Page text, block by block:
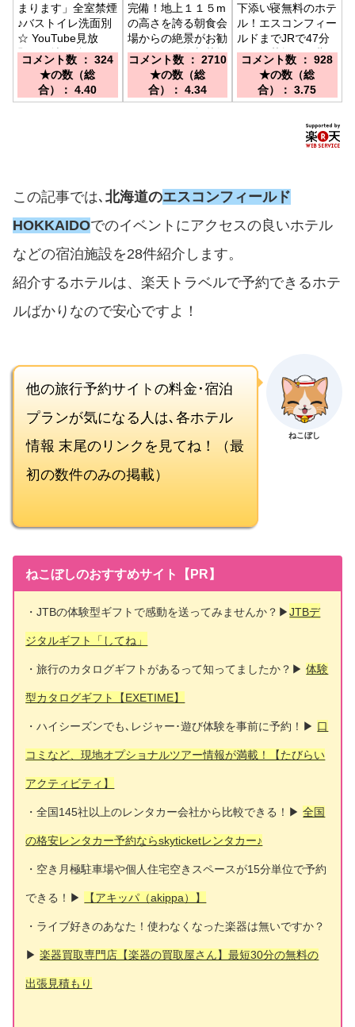
まります」全室禁煙
♪バストイレ洗面別
☆ YouTube見放
題！／地下鉄 ■す
すきの駅5番出口徒
歩５分 ■中島公園
駅徒歩６分 ■豊水
コメント数 ： 324
★の数（総
合）： 4.40
完備！地上１１５m
の高さを誇る朝食会
場からの絶景がお勧
め／《ＪＲ》新札幌
駅：徒歩３分 《地
下鉄》新さっぽろ
駅：徒歩１分
コメント数 ： 2710
★の数（総
合）： 4.34
下添い寝無料のホテ
ル！エスコンフィー
ルドまでJRで47分
／ＪＲ札幌駅 北口
徒歩２分
コメント数 ： 928
★の数（総
合）： 3.75
この記事では､ 北海道のエスコンフィールド
HOKKAIDOでのイベントにアクセスの良いホテル
などの宿泊施設を28件紹介します。
紹介するホテルは、楽天トラベルで予約できるホテ
ルばかりなので安心ですよ！
他の旅行予約サイトの料金･宿泊
プランが気になる人は､各ホテル
情報 末尾のリンクを見てね！（最
初の数件のみの掲載）
ねこぼし
ねこぼしのおすすめサイト【PR】
・JTBの体験型ギフトで感動を送ってみませんか？▶JTBデ
ジタルギフト「してね」
・旅行のカタログギフトがあるって知ってましたか？▶体験
型カタログギフト【EXETIME】
・ハイシーズンでも､レジャー･遊び体験を事前に予約！▶ 口
コミなど、現地オプショナルツアー情報が満載！【たびらい
アクティビティ】
・全国145社以上のレンタカー会社から比較できる！▶全国
の格安レンタカー予約ならskyticketレンタカー♪
・空き月極駐車場や個人住宅空きスペースが15分単位で予約
できる！▶ 【アキッパ（akippa）】
・ライブ好きのあなた！使わなくなった楽器は無いですか？
▶楽器買取専門店【楽器の買取屋さん】最短30分の無料の
出張見積もり